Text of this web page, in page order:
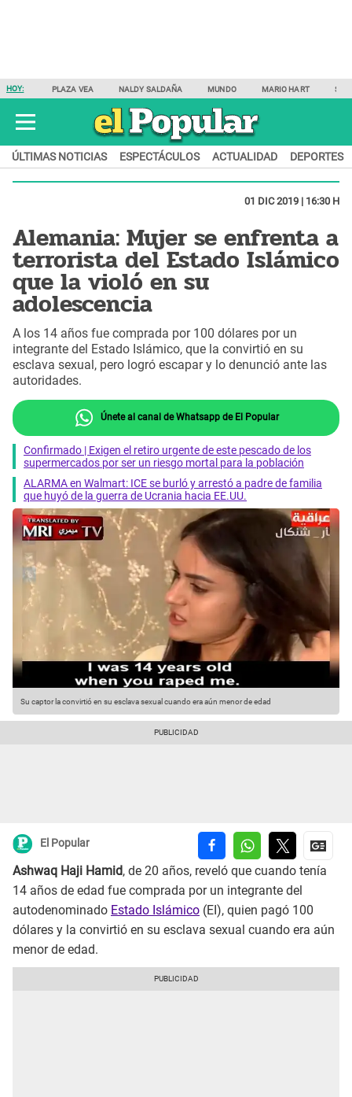
HOY: PLAZA VEA NALDY SALDAÑA MUNDO MARIO HART
ÚLTIMAS NOTICIAS ESPECTÁCULOS ACTUALIDAD DEPORTES
01 DIC 2019 | 16:30 H
Alemania: Mujer se enfrenta a
terrorista del Estado Islámico
que la violó en su
adolescencia
A los 14 años fue comprada por 100 dólares por un
integrante del Estado Islámico, que la convirtió en su
esclava sexual, pero logró escapar y lo denunció ante las
autoridades.
Únete al canal de Whatsapp de El Popular
Confirmado | Exigen el retiro urgente de este pescado de los
supermercados por ser un riesgo mortal para la población
ALARMA en Walmart: ICE se burló y arrestó a padre de familia
que huyó de la guerra de Ucrania hacia EE.UU.
Su captor la convirtió en su esclava sexual cuando era aún menor de edad
El Popular
Ashwaq Haji Hamid, de 20 años, reveló que cuando tenía
14 años de edad fue comprada por un integrante del
autodenominado Estado Islámico (EI), quien pagó 100
dólares y la convirtió en su esclava sexual cuando era aún
menor de edad.